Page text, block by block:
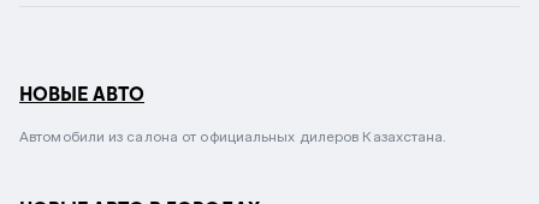
НОВЫЕ АВТО
Автомобили из салона от официальных дилеров Казахстана.